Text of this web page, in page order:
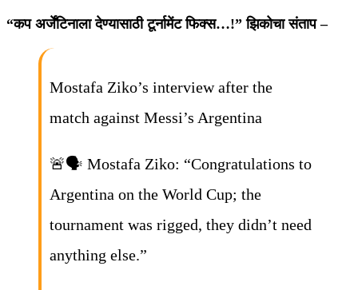
“कप अर्जेंटिनाला देण्यासाठी टूर्नामेंट फिक्स…!” झिकोचा संताप –
Mostafa Ziko’s interview after the
match against Messi’s Argentina
🚨🗣️ Mostafa Ziko: “Congratulations to
Argentina on the World Cup; the
tournament was rigged, they didn’t need
anything else.”